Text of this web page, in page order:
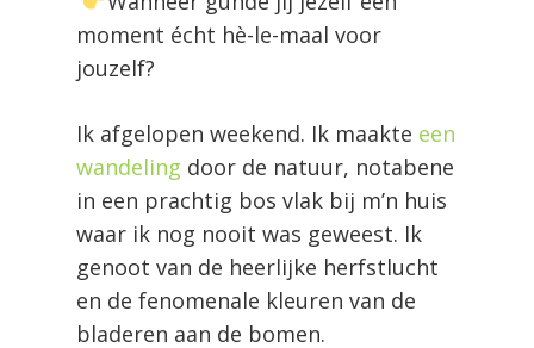
moment écht hè-le-maal voor
jouzelf?
Ik afgelopen weekend. Ik maakte een
wandeling door de natuur, notabene
in een prachtig bos vlak bij m’n huis
waar ik nog nooit was geweest. Ik
genoot van de heerlijke herfstlucht
en de fenomenale kleuren van de
bladeren aan de bomen.